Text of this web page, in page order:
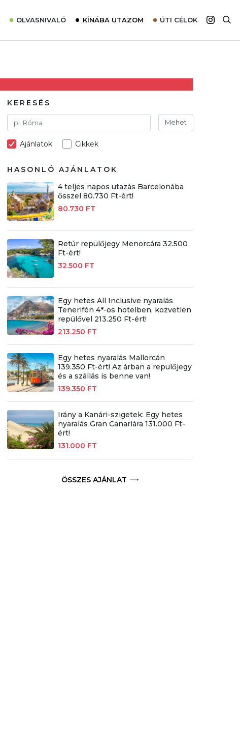
OLVASNIVALÓ
Utazómajom – CitySIM kártya a világutazóknak
Élménybeszámolók
Szállodalátogatás
Sajtómegjelenések
KÍNÁBA UTAZOM ÚTI CÉLOK
Afrika
KERESÉS
Mehet
Ajánlatok Cikkek
HASONLÓ AJÁNLATOK
4 teljes napos utazás Barcelonába
ősszel 80.730 Ft-ért!
80.730 FT
Retúr repülőjegy Menorcára 32.500
Ft-ért!
32.500 FT
Egy hetes All Inclusive nyaralás
Tenerifén 4*-os hotelben, közvetlen
repülővel 213.250 Ft-ért!
213.250 FT
Egy hetes nyaralás Mallorcán
139.350 Ft-ért! Az árban a repülőjegy
és a szállás is benne van!
139.350 FT
Irány a Kanári-szigetek: Egy hetes
nyaralás Gran Canariára 131.000 Ft-
ért!
131.000 FT
ÖSSZES AJÁNLAT